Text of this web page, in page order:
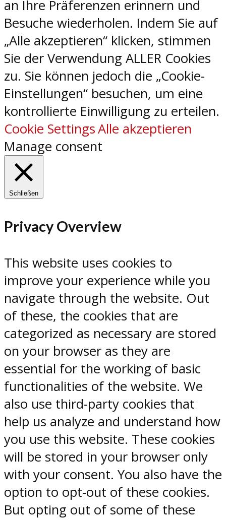
an Ihre Präferenzen erinnern und
Besuche wiederholen. Indem Sie auf
„Alle akzeptieren“ klicken, stimmen
Sie der Verwendung ALLER Cookies
zu. Sie können jedoch die „Cookie-
Einstellungen“ besuchen, um eine
kontrollierte Einwilligung zu erteilen.
Cookie SettingsAlle akzeptieren
Manage consent
Schließen
Privacy Overview
This website uses cookies to
improve your experience while you
navigate through the website. Out
of these, the cookies that are
categorized as necessary are stored
on your browser as they are
essential for the working of basic
functionalities of the website. We
also use third-party cookies that
help us analyze and understand how
you use this website. These cookies
will be stored in your browser only
with your consent. You also have the
option to opt-out of these cookies.
But opting out of some of these